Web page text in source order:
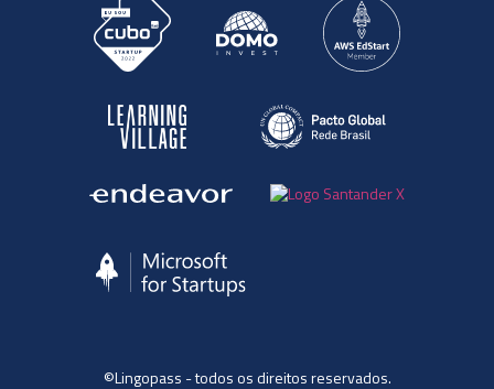
©Lingopass - todos os direitos reservados.